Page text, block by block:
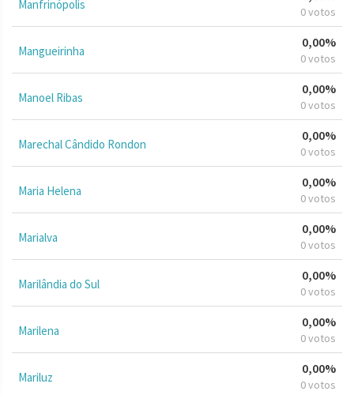
Manfrinópolis 0 votos
Mangueirinha
0,00%
0 votos
Manoel Ribas
0,00%
0 votos
Marechal Cândido Rondon
0,00%
0 votos
Maria Helena
0,00%
0 votos
Marialva
0,00%
0 votos
Marilândia do Sul
0,00%
0 votos
Marilena
0,00%
0 votos
Mariluz
0,00%
0 votos